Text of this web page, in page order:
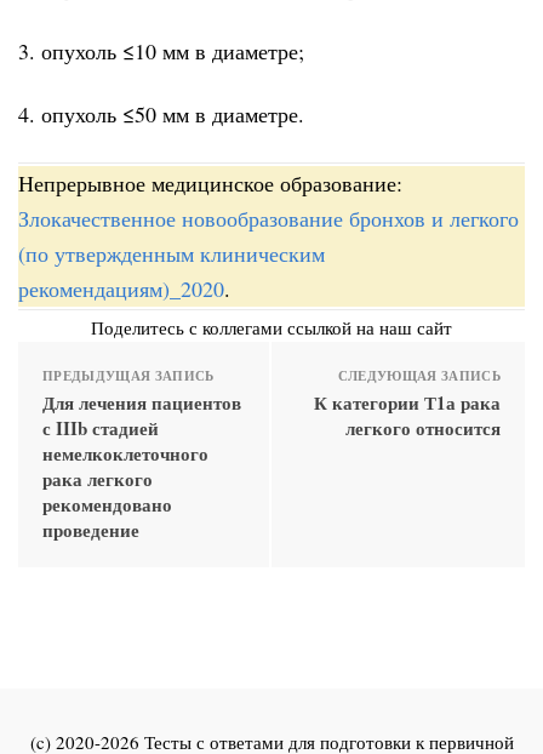
3. опухоль ≤10 мм в диаметре;
4. опухоль ≤50 мм в диаметре.
Непрерывное медицинское образование:
Злокачественное новообразование бронхов и легкого
(по утвержденным клиническим
рекомендациям)_2020.
Поделитесь с коллегами ссылкой на наш сайт
ПРЕДЫДУЩАЯ ЗАПИСЬ
Для лечения пациентов
с IIIb стадией
немелкоклеточного
рака легкого
рекомендовано
проведение
СЛЕДУЮЩАЯ ЗАПИСЬ
К категории Т1а рака
легкого относится
(c) 2020-2026 Тесты с ответами для подготовки к первичной